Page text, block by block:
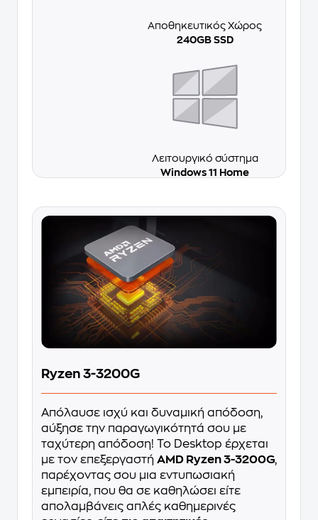
Αποθηκευτικός Χώρος
240GB SSD
Λειτουργικό σύστημα
Windows 11 Home
Ryzen 3-3200G
Απόλαυσε ισχύ και δυναμική απόδοση,
αύξησε την παραγωγικότητά σου με
ταχύτερη απόδοση! Το Desktop έρχεται
με τον επεξεργαστή AMD Ryzen 3-3200G,
παρέχοντας σου μια εντυπωσιακή
εμπειρία, που θα σε καθηλώσει είτε
απολαμβάνεις απλές καθημερινές